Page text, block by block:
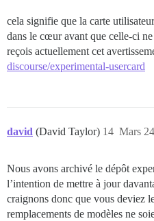
cela signifie que la carte
dans le cœur avant que celle-ci
reçois actuellement cet
discourse/experimental-usercard
david (David Taylor) Mars
14
Nous avons archivé le dépôt
l’intention de mettre à jour
craignons donc que vous deviez
remplacements de modèles ne